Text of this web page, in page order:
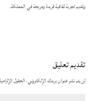
وتقديم تجربة ثقافية فريدة ومريحة في المملكة.
تقديم تعليق
لن يتم نشر عنوان بريدك الإلكتروني.الحقول